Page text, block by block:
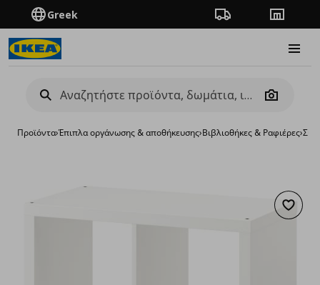
Greek Πορεία παραγγελίας
Camera
Προϊόντα›Έπιπλα οργάνωσης & αποθήκευσης›Βιβλιοθήκες & Ραφιέρες›